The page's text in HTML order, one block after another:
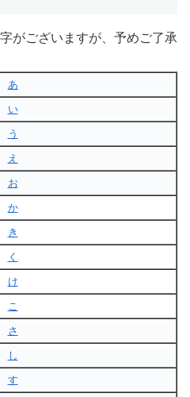
がございますが、予めご了承
あ
い
う
え
お
か
き
く
け
こ
さ
し
す